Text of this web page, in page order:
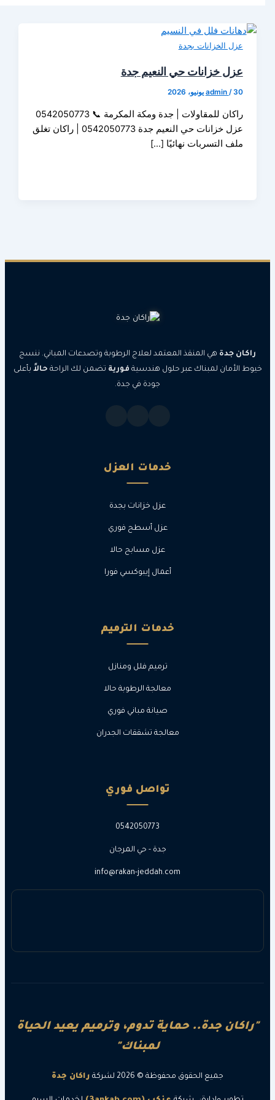
الخزانات بجدة
خزانات حي النعيم جدة
راكان للمقاولات | جدة ومكة المكرمة 📞 0542050773
عزل خزانات حي النعيم جدة 0542050773 | راكان تغلق
التسربات نهائيًا […]
هي المنقذ المعتمد لعلاج الرطوبة وتصدعات المباني. ننسج
لمبناك عبر حلول هندسيةفوريةتضمن لك الراحةحالاًبأعلى
جودة في جدة.
خدمات العزل
عزل خزانات بجدة
عزل أسطح فوري
عزل مسابح حالا
أعمال إيبوكسي فورا
خدمات الترميم
ترميم فلل ومنازل
معالجة الرطوبة حالا
صيانة مباني فوري
معالجة تشققات الجدران
تواصل فوري
جدة - حي المرجان
info@rakan-jeddah.com
جدة.. حماية تدوم، وترميم يعيد الحياة
لمبناك"
جميع الحقوق محفوظة © 2026 لشركة راكان جدة